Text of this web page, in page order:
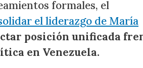
formales, el
el liderazgo de María
posición unificada
en Venezuela.